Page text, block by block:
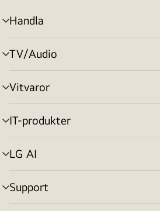
Handla
menyväxling
TV/Audio
menyväxling
Vitvaror
menyväxling
IT-produkter
menyväxling
LG AI
menyväxling
Support
menyväxling